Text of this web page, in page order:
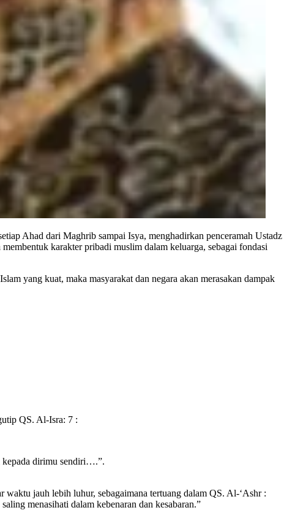
Ahad dari Maghrib sampai Isya, menghadirkan penceramah Ustadz
karakter pribadi muslim dalam keluarga, sebagai fondasi
yang kuat, maka masyarakat dan negara akan merasakan dampak
QS. Al-Isra: 7 :
kepada dirimu sendiri….”.
jauh lebih luhur, sebagaimana tertuang dalam QS. Al-‘Ashr :
menasihati dalam kebenaran dan kesabaran.”